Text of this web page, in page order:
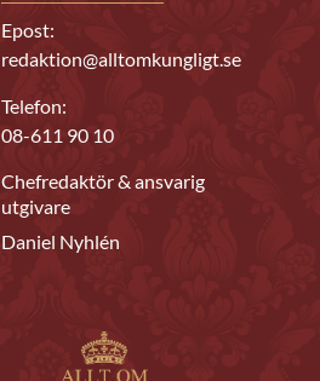
Epost:
redaktion@alltomkungligt.se
Telefon:
08-611 90 10
Chefredaktör & ansvarig
utgivare
Daniel Nyhlén